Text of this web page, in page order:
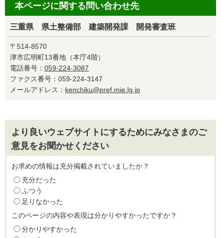
本ページに関する問い合わせ先
三重県 県土整備部 建築開発課 開発審査班
〒514-8570
津市広明町13番地（本庁4階）
電話番号： 059-224-3087
ファクス番号：059-224-3147
メールアドレス： kenchiku@pref.mie.lg.jp
より良いウェブサイトにするためにみなさまのご
意見をお聞かせください
お求めの情報は充分掲載されていましたか？
充分だった
ふつう
足りなかった
このページの内容や表現は分かりやすかったですか？
分かりやすかった